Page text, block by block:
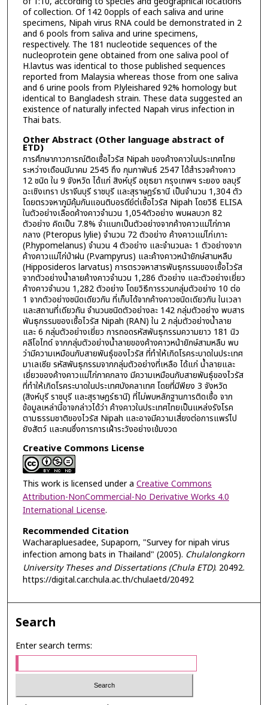
of collection. Of 142 0oppls of each saliva and urine
specimens, Nipah virus RNA could be demonstrated in 2
and 6 pools from saliva and urine specimens,
respectively. The 181 nucleotide sequences of the
nucleoprotein gene obtained from one saliva pool of
H.lavtus was identical to those published sequences
reported from Malaysia whereas those from one saliva
and 6 urine pools from P.lyleishared 92% homology but
identical to Bangladesh strain. These data suggested an
existence of naturally infected Napah virus infection in
Thai bats.
Other Abstract (Other language abstract of
ETD)
การศึกษาภาวการณ์ติดเชื้อไวรัส Nipah ของค้างคาวในประเทศไทย
ระหว่างเดือนมีนาคม 2545 ถึง กุมภาพันธ์ 2547 ได้สำรวจค้างคาว
12 ชนิด ใน 9 จังหวัด ได้แก่ สิงห์บุรี อยุธยา กรุงเทพฯ ระยอง ชลบุรี
ฉะเชิงเทรา ปราจีนบุรี ราชบุรี และสุราษฎร์ธานี เป็นจำนวน 1,304 ตัว
โดยตรวจหาภูมิคุ้มกันแอนติบอรดีย์ต่เชื้อไวรัส Nipah โดยวิธี ELISA
ในตัวอย่างเลือดค้างคาวจำนวน 1,054ตัวอย่าง พบผลบวก 82
ตัวอย่าง คิดเป็น 7.8% จำแนกเป็นตัวอย่างจากค้างคาวแม่ไก่ภาค
กลาง (Pteropus lylie) จำนวน 72 ตัวอย่าง ค้างคาวแม่ไก่เกาะ
(P.hypomelanus) จำนวน 4 ตัวอย่าง และจำนวนละ 1 ตัวอย่างจาก
ค้างคาวแม่ไก่ป่าฝน (P.vampyrus) และค้างคาวหน้ายักษ์สามหลืบ
(Hipposideros larvatus) การตรวจหาสารพันธุกรรมของเชื้อไวรัส
จากตัวอย่างน้ำลายค้างคาวจำนวน 1,286 ตัวอย่าง และตัวอย่างเยี่ยว
ค้างคาวจำนวน 1,282 ตัวอย่าง โดยวิธีการรวมกลุ่มตัวอย่าง 10 ต่อ
1 จากตัวอย่างชนิดเดียวกัน ที่เก็บได้จากค้างคาวชนิดเดียวกัน ในเวลา
และสถานที่เดียวกัน จำนวนชนิดตัวอย่างละ 142 กลุ่มตัวอย่าง พบสาร
พันธุกรรมของเชื้อไวรัส Nipah (RAN) ใน 2 กลุ่มตัวอย่างน้ำลาย
และ 6 กลุ่มตัวอย่างเยี่ยว การถอดรหัสพันธุกรรมความยาว 181 นิว
คลีโอไทด์ จากกลุ่มตัวอย่างน้ำลายของค้างคาวหน้ายักษ์สามหลืบ พบ
ว่ามีความเหมือนกับสายพันธุ์ของไวรัส ที่ทำให้เกิดโรคระบาดในประเทศ
มาเลเซีย รหัสพันธุกรรมจากกลุ่มตัวอย่างที่เหลือ ได้แก่ น้ำลายและ
เยี่ยวของค้างคาวแม่ไก่ภาคกลาง มีความเหมือนกับสายพันธุ์ของไวรัส
ที่ทำให้เกิดโรคระบาดในประเทศบังคลาเทศ โดยที่มีพียง 3 จังหวัด
(สิงห์บุรี ราชบุรี และสุราษฎร์ธานี) ที่ไม่พบหลักฐานการติดเชื้อ จาก
ข้อมูลเหล่านี้อาจกล่าวได้ว่า ค้างคาวในประเทศไทยเป็นแหล่งรังโรค
ตามธรรมชาติของไวรัส Nipah และอาจมีความเสี่ยงต่อการแพร่ไป
ยังสัตว์ และคนซึ่งการการเฝ้าระวังอย่างเข้มงวด
Creative Commons License
This work is licensed under a Creative Commons
Attribution-NonCommercial-No Derivative Works 4.0
International License.
Recommended Citation
Wacharapluesadee, Supaporn, "Survey for nipah virus
infection among bats in Thailand" (2005). Chulalongkorn
University Theses and Dissertations (Chula ETD). 20492.
https://digital.car.chula.ac.th/chulaetd/20492
Search
Enter search terms: